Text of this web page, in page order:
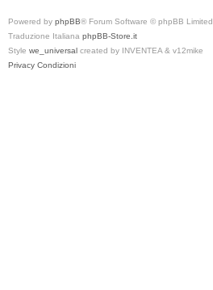
Powered by phpBB® Forum Software © phpBB Limited
Traduzione Italiana phpBB-Store.it
Style we_universal created by INVENTEA & v12mike
Privacy Condizioni